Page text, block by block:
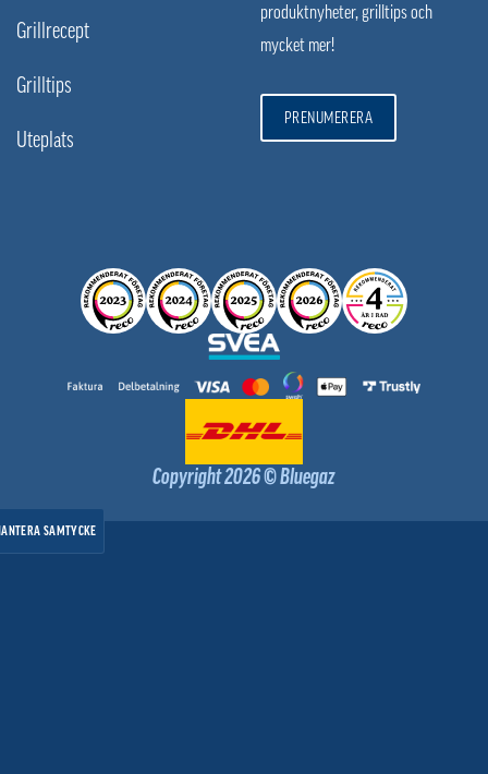
Grillrecept
Grilltips
Uteplats
produktnyheter, grilltips och
mycket mer!
PRENUMERERA
Copyright 2026 © Bluegaz
SAMTYCKE